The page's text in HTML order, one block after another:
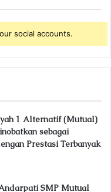
social accounts.
1 Alternatif (Mutual)
sebagai
Prestasi Terbanyak
SMP Mutual